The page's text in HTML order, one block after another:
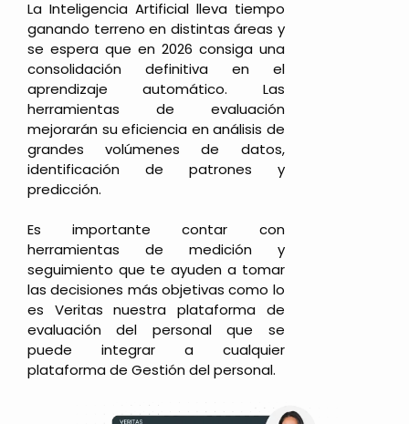
La Inteligencia Artificial lleva tiempo
ganando terreno en distintas áreas y
se espera que en 2026 consiga una
consolidación definitiva en el
aprendizaje automático. Las
herramientas de evaluación
mejorarán su eficiencia en análisis de
grandes volúmenes de datos,
identificación de patrones y
predicción.
Es importante contar con
herramientas de medición y
seguimiento que te ayuden a tomar
las decisiones más objetivas como lo
es Veritas nuestra plataforma de
evaluación del personal que se
puede integrar a cualquier
plataforma de Gestión del personal.